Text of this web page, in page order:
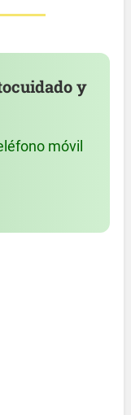
y
móvil